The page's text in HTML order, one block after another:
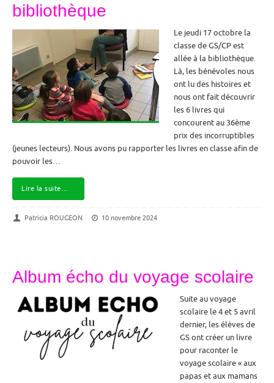
bibliothèque
Le jeudi 17 octobre la
classe de GS/CP est
allée à la bibliothèque.
Là, les bénévoles nous
ont lu des histoires et
nous ont fait découvrir
les 6 livres qui
concourent au 36ème
prix des incorruptibles
(jeunes lecteurs). Nous avons pu rapporter les livres en classe afin de
pouvoir les…
Lire la suite…
Patricia ROUGEON 10 novembre 2024
Album écho du voyage scolaire
Suite au voyage
scolaire le 4 et 5 avril
dernier, les élèves de
GS ont créer un livre
pour raconter le
voyage scolaire « aux
papas et aux mamans